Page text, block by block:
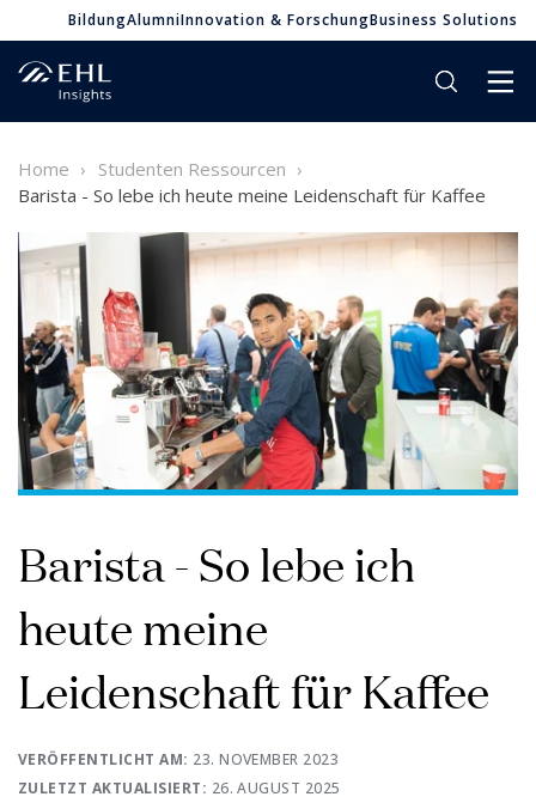
BildungAlumniInnovation & ForschungBusiness Solutions
Home
Studenten Ressourcen
Barista - So lebe ich heute meine Leidenschaft für Kaffee
Barista - So lebe ich
heute meine
Leidenschaft für Kaffee
VERÖFFENTLICHT AM: 23. NOVEMBER 2023
ZULETZT AKTUALISIERT: 26. AUGUST 2025